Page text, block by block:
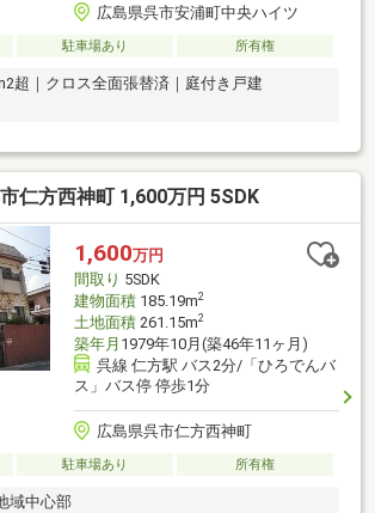
広島県呉市安浦町中央ハイツ
駐車場あり 所有権
超｜クロス全面張替済｜庭付き戸建
仁方西神町 1,600万円 5SDK
1,600万円
間取り 5SDK
建物面積185.19m2
土地面積261.15m2
築年月 1979年10月(築46年11ヶ月)
呉線 仁方駅 バス2分/「ひろでんバ
ス」バス停 停歩1分
広島県呉市仁方西神町
駐車場あり 所有権
域中心部